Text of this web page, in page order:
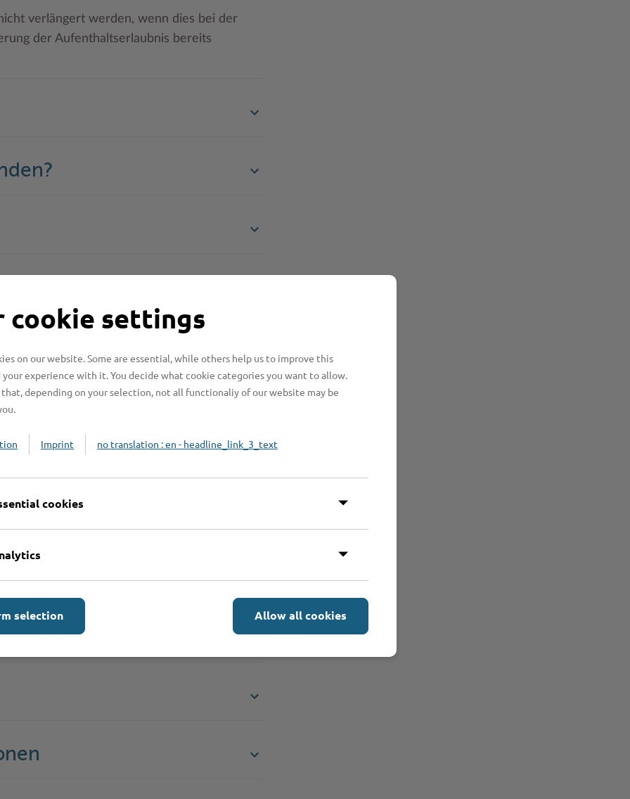
verlängert werden, wenn dies bei der
der Aufenthaltserlaubnis bereits
benötigt?
cookie settings
on our website. Some are essential, while others help us to improve this
experience with it. You decide what cookie categories you want to allow.
depending on your selection, not all functionaliy of our website may be
Imprint no translation : en - headline_link_3_text
cookies
Allow all cookies
selection